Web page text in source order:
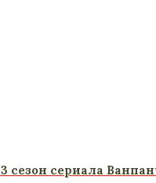
сезон сериала